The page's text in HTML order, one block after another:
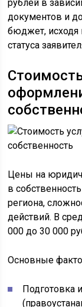
рублей в
документов и
бюджет, исходя
статуса
Цены на
в
региона,
действий. В
000 до 30 000
Основные
Подготовка